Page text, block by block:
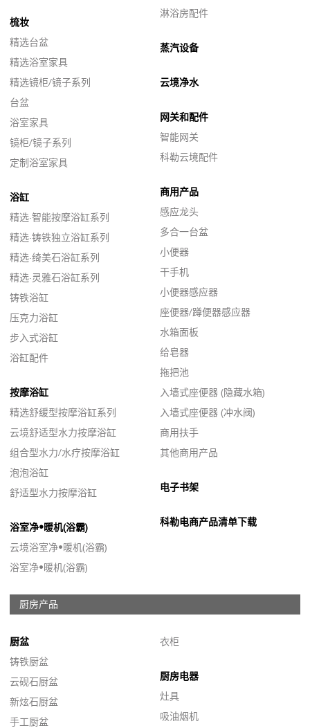
梳妆
精选台盆
精选浴室家具
精选镜柜/镜子系列
台盆
浴室家具
镜柜/镜子系列
定制浴室家具
浴缸
精选·智能按摩浴缸系列
精选·铸铁独立浴缸系列
精选·绮美石浴缸系列
精选·灵雅石浴缸系列
铸铁浴缸
压克力浴缸
步入式浴缸
浴缸配件
按摩浴缸
精选舒缓型按摩浴缸系列
云境舒适型水力按摩浴缸
组合型水力/水疗按摩浴缸
泡泡浴缸
舒适型水力按摩浴缸
浴室净•暖机(浴霸)
云境浴室净•暖机(浴霸)
浴室净•暖机(浴霸)
淋浴房配件
蒸汽设备
云境净水
网关和配件
智能网关
科勒云境配件
商用产品
感应龙头
多合一台盆
小便器
干手机
小便器感应器
座便器/蹲便器感应器
水箱面板
给皂器
拖把池
入墙式座便器 (隐藏水箱)
入墙式座便器 (冲水阀)
商用扶手
其他商用产品
电子书架
科勒电商产品清单下载
厨房产品
厨盆
铸铁厨盆
云砚石厨盆
新炫石厨盆
手工厨盆
衣柜
厨房电器
灶具
吸油烟机